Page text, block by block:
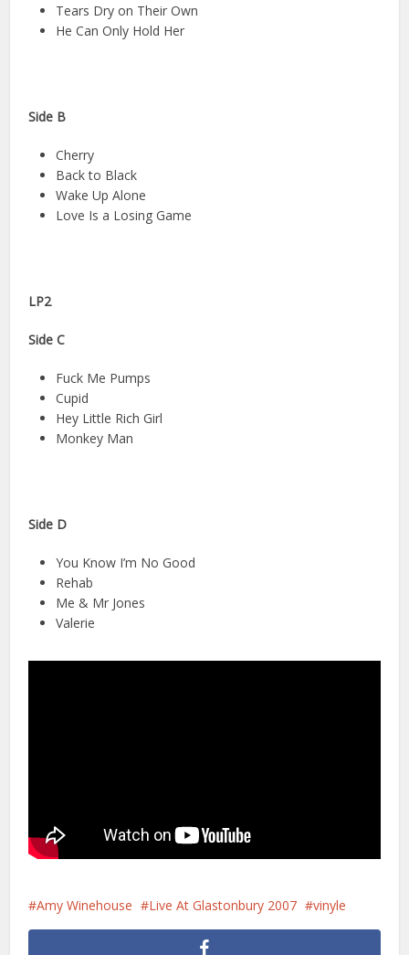
Tears Dry on Their Own
He Can Only Hold Her
Side B
Cherry
Back to Black
Wake Up Alone
Love Is a Losing Game
LP2
Side C
Fuck Me Pumps
Cupid
Hey Little Rich Girl
Monkey Man
Side D
You Know I’m No Good
Rehab
Me & Mr Jones
Valerie
Amy Winehouse Live At Glastonbury 2007 vinyle